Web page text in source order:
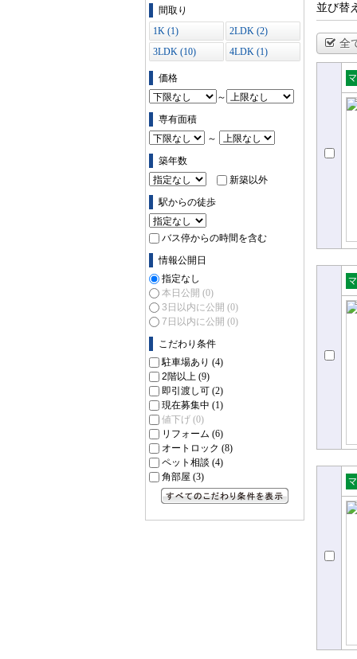
間取り
1K (1)
2LDK (2)
3LDK (10)
4LDK (1)
価格
～
専有面積
～
築年数
新築以外
駅からの徒歩
バス停からの時間を含む
情報公開日
指定なし
本日公開 (0)
3日以内に公開 (0)
7日以内に公開 (0)
こだわり条件
駐車場あり (4)
2階以上 (9)
即引渡し可 (2)
現在募集中 (1)
値下げ (0)
リフォーム (6)
オートロック (8)
ペット相談 (4)
角部屋 (3)
並び替
全